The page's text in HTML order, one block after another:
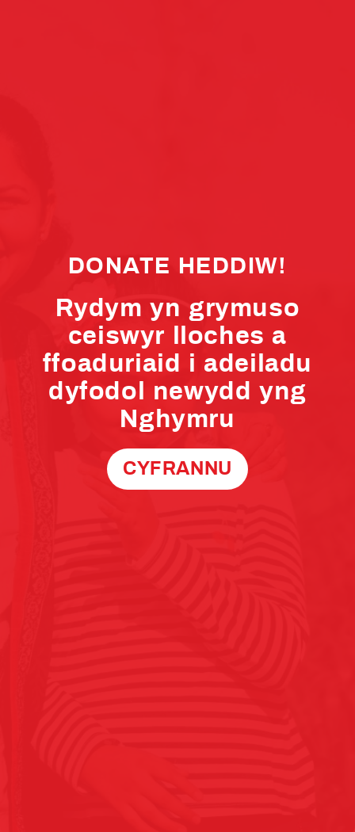
DONATE HEDDIW!
Rydym yn grymuso
ceiswyr lloches a
ffoaduriaid i adeiladu
dyfodol newydd yng
Nghymru
CYFRANNU